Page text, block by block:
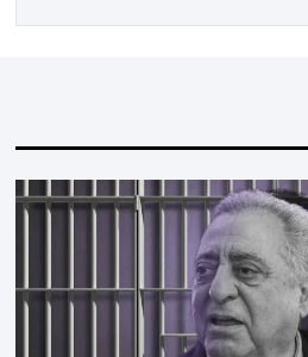
بوسنيني أن يعطيا روحا فريدة